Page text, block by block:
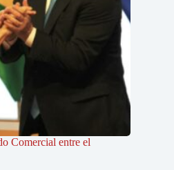
Comercial entre el